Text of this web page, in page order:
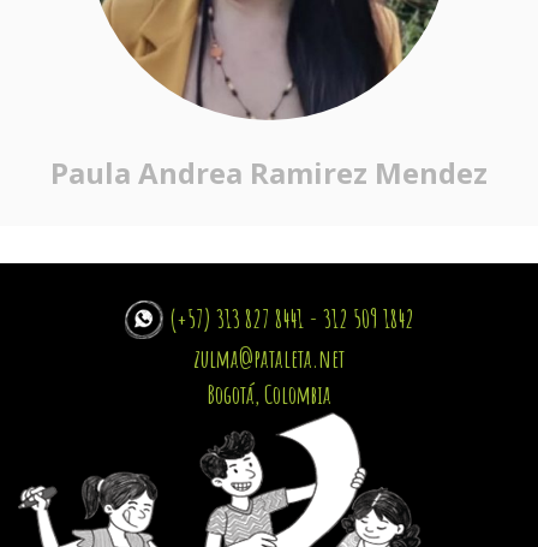
Paula Andrea Ramirez Mendez
(+57) 313 827 8441 - 312 509 1842
zulma@pataleta.net
Bogotá, Colombia